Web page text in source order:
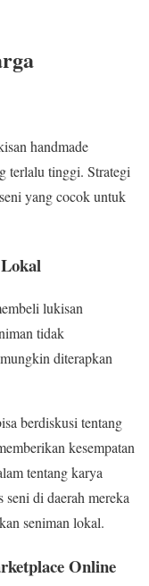
handmade
terlalu tinggi. Strategi
yang cocok untuk
lukisan
tidak
diterapkan
berdiskusi tentang
kesempatan
tentang karya
seni di daerah mereka
seniman lokal.
Online